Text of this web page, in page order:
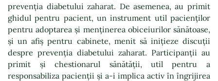
prevenția diabetului zaharat. De asemenea, au primit
ghidul pentru pacient, un instrument util pacienților
pentru adoptarea și menținerea obiceiurilor sănătoase,
și un afiș pentru cabinete, menit să inițieze discuții
despre prevenția diabetului zaharat. Participanții au
primit și chestionarul sănătății, util pentru a
responsabiliza pacienții și a-i implica activ în îngrijirea